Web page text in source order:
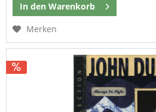
In den Warenkorb
Merken